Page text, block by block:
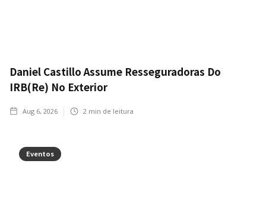
Daniel Castillo Assume Resseguradoras Do
IRB(Re) No Exterior
Aug 6, 2026 2 min de leitura
Eventos